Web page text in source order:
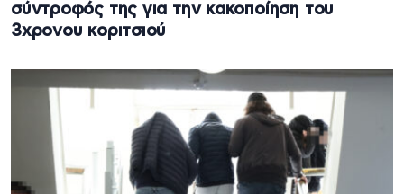
σύντροφός της για την κακοποίηση του
3χρονου κοριτσιού